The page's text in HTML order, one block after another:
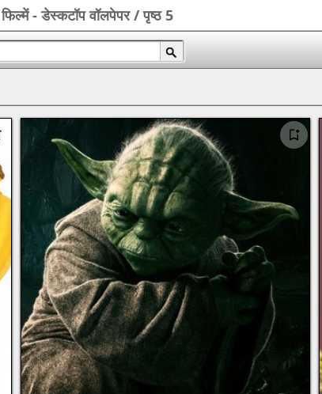
फिल्में - डेस्कटॉप वॉलपेपर / पृष्ठ 5